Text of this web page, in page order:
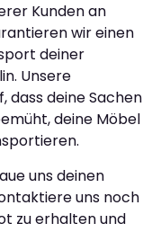
Kunden an
wir einen
deiner
Unsere
dass deine Sachen
deine Möbel
uns deinen
uns noch
zu erhalten und